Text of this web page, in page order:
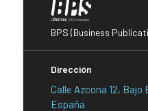
BPS (Business
Dirección
Calle Azcona 12, Bajo
España